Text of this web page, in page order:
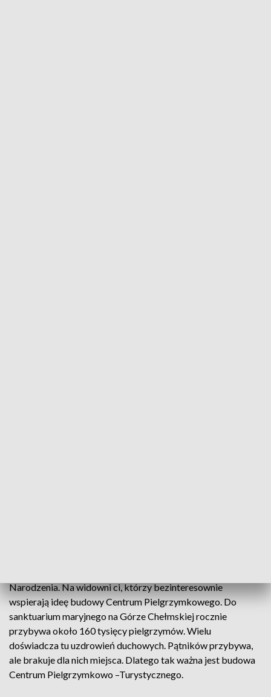
Narodzenia. Na widowni ci, którzy bezinteresownie
wspierają ideę budowy Centrum Pielgrzymkowego. Do
sanktuarium maryjnego na Górze Chełmskiej rocznie
przybywa około 160 tysięcy pielgrzymów. Wielu
doświadcza tu uzdrowień duchowych. Pątników przybywa,
ale brakuje dla nich miejsca. Dlatego tak ważna jest budowa
Centrum Pielgrzymkowo –Turystycznego.